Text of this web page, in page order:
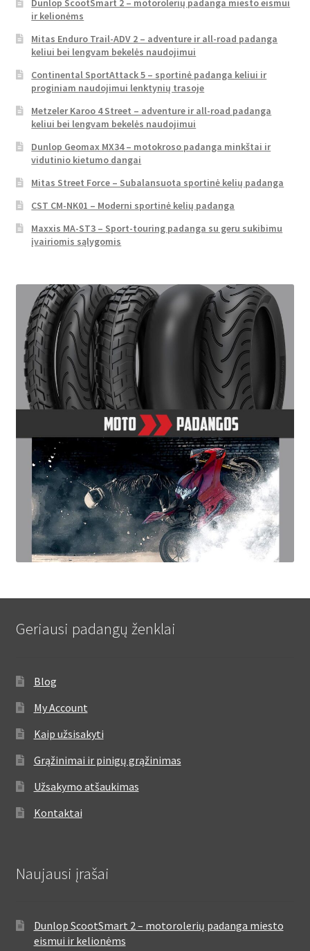
Dunlop ScootSmart 2 – motorolerių padanga miesto eismui
ir kelionėms
Mitas Enduro Trail-ADV 2 – adventure ir all-road padanga
keliui bei lengvam bekelės naudojimui
Continental SportAttack 5 – sportinė padanga keliui ir
proginiam naudojimui lenktynių trasoje
Metzeler Karoo 4 Street – adventure ir all-road padanga
keliui bei lengvam bekelės naudojimui
Dunlop Geomax MX34 – motokroso padanga minkštai ir
vidutinio kietumo dangai
Mitas Street Force – Subalansuota sportinė kelių padanga
CST CM-NK01 – Moderni sportinė kelių padanga
Maxxis MA-ST3 – Sport-touring padanga su geru sukibimu
įvairiomis sąlygomis
Geriausi padangų ženklai
Blog
My Account
Kaip užsisakyti
Grąžinimai ir pinigų grąžinimas
Užsakymo atšaukimas
Kontaktai
Naujausi įrašai
Dunlop ScootSmart 2 – motorolerių padanga miesto
eismui ir kelionėms